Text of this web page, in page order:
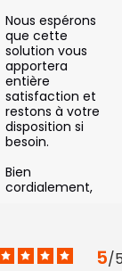
Nous espérons
que cette
solution vous
apportera
entière
satisfaction et
restons à votre
disposition si
besoin.
Bien
cordialement,
5/